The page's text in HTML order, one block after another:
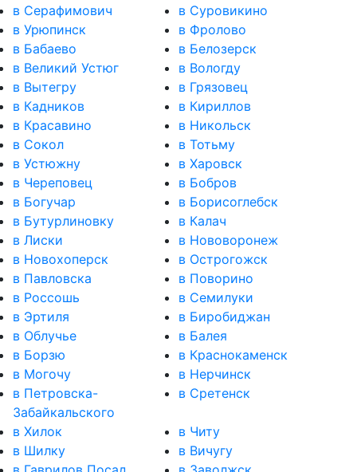
в Серафимович
в Суровикино
в Урюпинск
в Фролово
в Бабаево
в Белозерск
в Великий Устюг
в Вологду
в Вытегру
в Грязовец
в Кадников
в Кириллов
в Красавино
в Никольск
в Сокол
в Тотьму
в Устюжну
в Харовск
в Череповец
в Бобров
в Богучар
в Борисоглебск
в Бутурлиновку
в Калач
в Лиски
в Нововоронеж
в Новохоперск
в Острогожск
в Павловска
в Поворино
в Россошь
в Семилуки
в Эртиля
в Биробиджан
в Облучье
в Балея
в Борзю
в Краснокаменск
в Могочу
в Нерчинск
в Петровска-
Забайкальского
в Сретенск
в Хилок
в Читу
в Шилку
в Вичугу